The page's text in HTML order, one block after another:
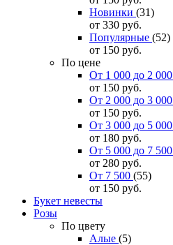
Новинки (31)
от 330 руб.
Популярные (52)
от 150 руб.
По цене
От 1 000 до 2 000
от 150 руб.
От 2 000 до 3 000
от 150 руб.
От 3 000 до 5 000
от 180 руб.
От 5 000 до 7 500
от 280 руб.
От 7 500 (55)
от 150 руб.
Букет невесты
Розы
По цвету
Алые (5)